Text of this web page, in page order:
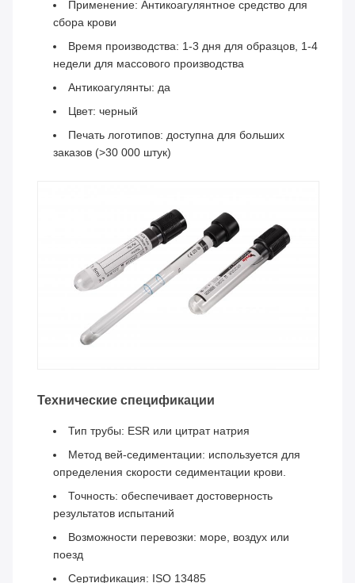
Применение: Антикоагулянтное средство для
сбора крови
Время производства: 1-3 дня для образцов, 1-4
недели для массового производства
Антикоагулянты: да
Цвет: черный
Печать логотипов: доступна для больших
заказов (>30 000 штук)
Технические спецификации
Тип трубы: ESR или цитрат натрия
Метод вей-седиментации: используется для
определения скорости седиментации крови.
Точность: обеспечивает достоверность
результатов испытаний
Возможности перевозки: море, воздух или
поезд
Сертификация: ISO 13485